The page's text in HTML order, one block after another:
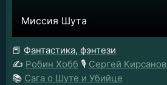
Миссия Шута
📕 Фантастика, фэнтези
✍️ Робин Хобб 🎙️ Сергей Кирсанов
📚 Сага о Шуте и Убийце